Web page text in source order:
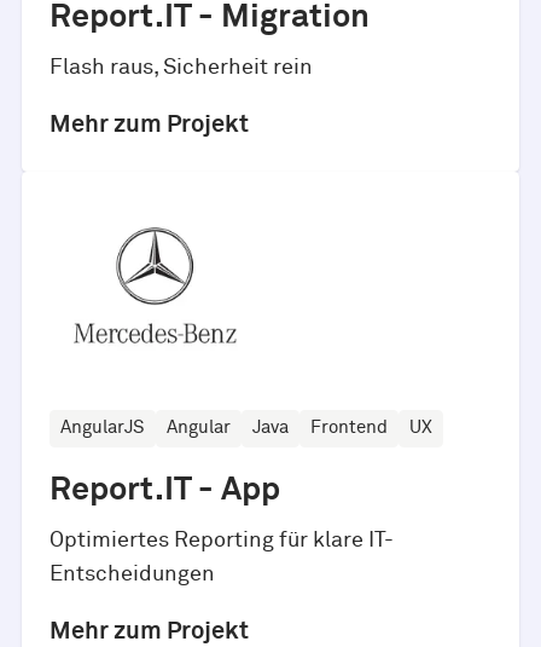
Report.IT - Migration
Flash raus, Sicherheit rein
Mehr zum Projekt
AngularJS Angular Java Frontend UX
Report.IT - App
Optimiertes Reporting für klare IT-
Entscheidungen
Mehr zum Projekt